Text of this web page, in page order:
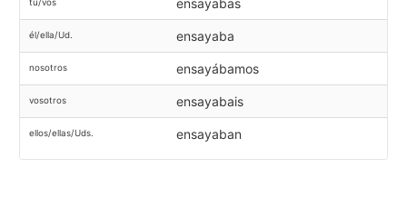
tú/vos ensayabas
él/ella/Ud. ensayaba
nosotros ensayábamos
vosotros ensayabais
ellos/ellas/Uds. ensayaban